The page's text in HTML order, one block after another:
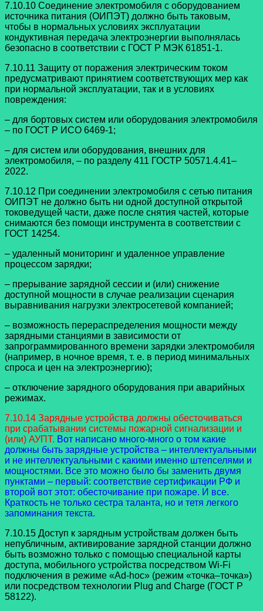
7.10.10 Соединение электромобиля с оборудованием
источника питания (ОИПЭТ) должно быть таковым,
чтобы в нормальных условиях эксплуатации
кондуктивная передача электроэнергии выполнялась
безопасно в соответствии с ГОСТ Р МЭК 61851-1.
7.10.11 Защиту от поражения электрическим током
предусматривают принятием соответствующих мер как
при нормальной эксплуатации, так и в условиях
повреждения:
– для бортовых систем или оборудования электромобиля
– по ГОСТ Р ИСО 6469-1;
– для систем или оборудования, внешних для
электромобиля, – по разделу 411 ГОСТР 50571.4.41–
2022.
7.10.12 При соединении электромобиля с сетью питания
ОИПЭТ не должно быть ни одной доступной открытой
токоведущей части, даже после снятия частей, которые
снимаются без помощи инструмента в соответствии с
ГОСТ 14254.
– удаленный мониторинг и удаленное управление
процессом зарядки;
– прерывание зарядной сессии и (или) снижение
доступной мощности в случае реализации сценария
выравнивания нагрузки электросетевой компанией;
– возможность перераспределения мощности между
зарядными станциями в зависимости от
запрограммированного времени зарядки электромобиля
(например, в ночное время, т. е. в период минимальных
спроса и цен на электроэнергию);
– отключение зарядного оборудования при аварийных
режимах.
7.10.14 Зарядные устройства должны обесточиваться
при срабатывании системы пожарной сигнализации и
(или) АУПТ. Вот написано много-много о том какие
должны быть зарядные устройства – интеллектуальными
и не интеллектуальными с какими именно штепселями и
мощностями. Все это можно было бы заменить двумя
пунктами – первый: соответствие сертификации РФ и
второй вот этот: обесточивание при пожаре. И все.
Краткость не только сестра таланта, но и тетя легкого
запоминания текста.
7.10.15 Доступ к зарядным устройствам должен быть
непубличным, активирование зарядной станции должно
быть возможно только с помощью специальной карты
доступа, мобильного устройства посредством Wi-Fi
подключения в режиме «Ad-hoc» (режим «точка–точка»)
или посредством технологии Plug and Charge (ГОСТ Р
58122).